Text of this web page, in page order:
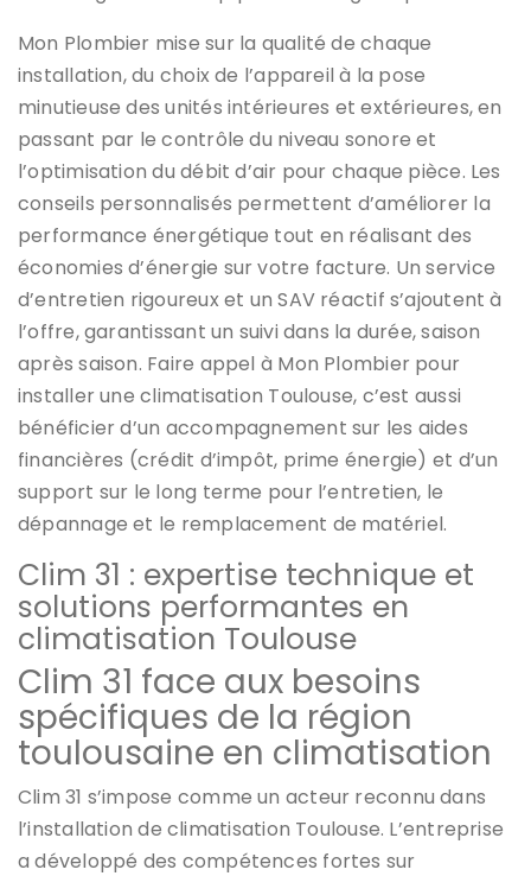
Mon Plombier mise sur la qualité de chaque
installation, du choix de l’appareil à la pose
minutieuse des unités intérieures et extérieures, en
passant par le contrôle du niveau sonore et
l’optimisation du débit d’air pour chaque pièce. Les
conseils personnalisés permettent d’améliorer la
performance énergétique tout en réalisant des
économies d’énergie sur votre facture. Un service
d’entretien rigoureux et un SAV réactif s’ajoutent à
l’offre, garantissant un suivi dans la durée, saison
après saison. Faire appel à Mon Plombier pour
installer une climatisation Toulouse, c’est aussi
bénéficier d’un accompagnement sur les aides
financières (crédit d’impôt, prime énergie) et d’un
support sur le long terme pour l’entretien, le
dépannage et le remplacement de matériel.
Clim 31 : expertise technique et
solutions performantes en
climatisation Toulouse
Clim 31 face aux besoins
spécifiques de la région
toulousaine en climatisation
Clim 31 s’impose comme un acteur reconnu dans
l’installation de climatisation Toulouse. L’entreprise
a développé des compétences fortes sur